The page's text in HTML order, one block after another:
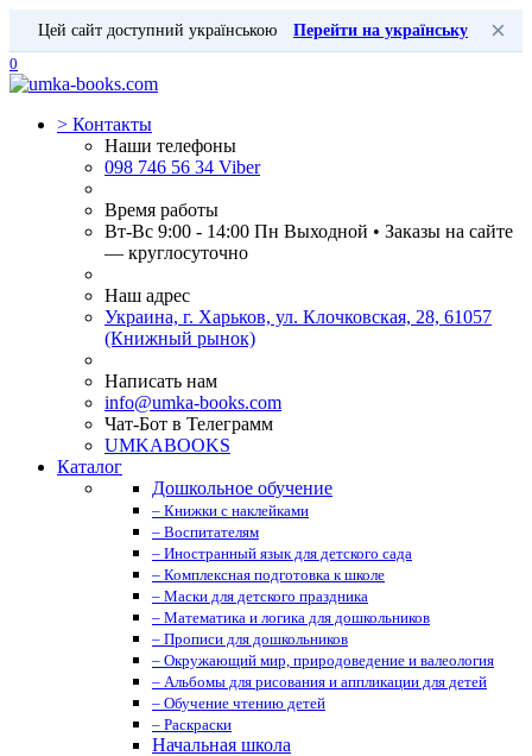
Цей сайт доступний українською Перейти на українську ×
0
> Контакты
Наши телефоны
098 746 56 34 Viber
Время работы
Вт-Вс 9:00 - 14:00 Пн Выходной • Заказы на сайте
— круглосуточно
Наш адрес
Украина, г. Харьков, ул. Клочковская, 28, 61057
(Книжный рынок)
Написать нам
info@umka-books.com
Чат-Бот в Телеграмм
UMKABOOKS
Каталог
Дошкольное обучение
– Книжки с наклейками
– Воспитателям
– Иностранный язык для детского сада
– Комплексная подготовка к школе
– Маски для детского праздника
– Математика и логика для дошкольников
– Прописи для дошкольников
– Окружающий мир, природоведение и валеология
– Альбомы для рисования и аппликации для детей
– Обучение чтению детей
– Раскраски
Начальная школа